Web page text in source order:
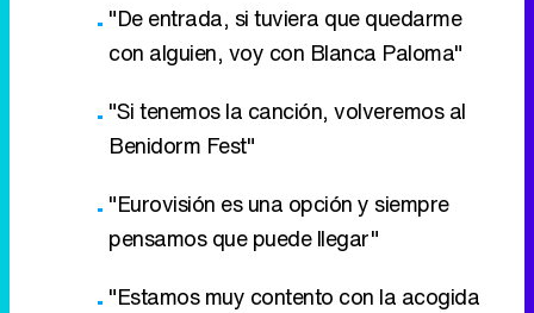
"De entrada, si tuviera que quedarme
con alguien, voy con Blanca Paloma"
"Si tenemos la canción, volveremos al
Benidorm Fest"
"Eurovisión es una opción y siempre
pensamos que puede llegar"
"Estamos muy contento con la acogida